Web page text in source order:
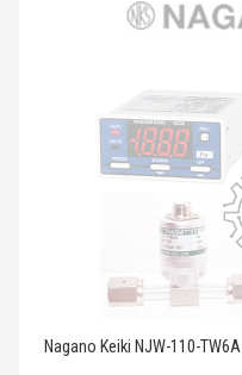
Nagano Keiki NJW-110-TW6A